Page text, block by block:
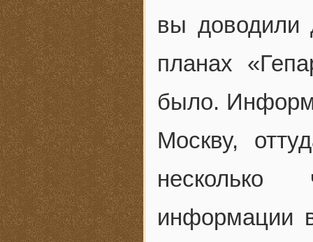
вы
планах
было.
Москву,
несколько
информации